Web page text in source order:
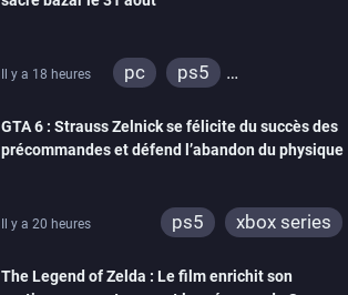
switch 2
Il y a 18 heures pc
ps5
GTA 6 : Strauss Zelnick se félicite du succès des
précommandes et défend l’abandon du physique
Il y a 20 heures ps5 xbox series
The Legend of Zelda : Le film enrichit son